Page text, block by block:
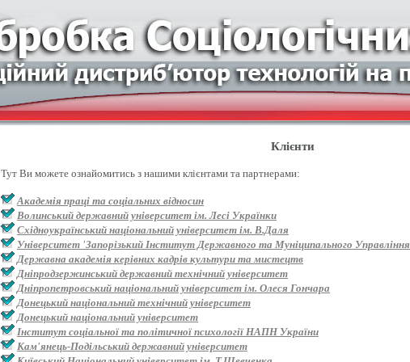
Клієнти
Тут Ви можете ознайомитись з нашими клієнтами та партнерами:
Академія праці та соціальних відносин
Волинський державний університет ім. Лесі Українки
Східноукраїнський національний університет ім. В.Даля
Університет 'Запорізький Інститут Державного та Муніципального
Державна академія керівних кадрів культури та мистецтв
Дніпродзержинський державний технічний університет
Дніпропетровський національний університет ім. Олеся Гончара
Донецький національний технічний університет
Донецький національний університет
Інститут соціальної та політичної психології НАПН України
Кам'янець-Подільський державний університет